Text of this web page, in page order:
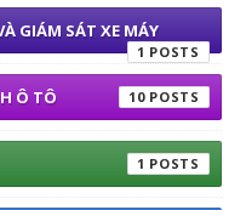
GIÁM SÁT XE MÁY
1
Ô TÔ 10
1